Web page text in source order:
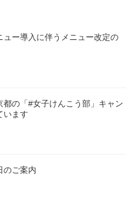
ュー導入に伴うメニュー改定の
都の「#女子けんこう部」キャン
います
のご案内